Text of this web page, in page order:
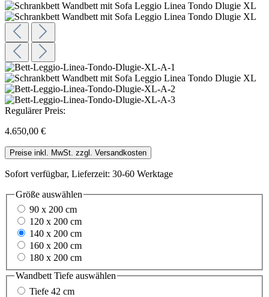
Regulärer Preis:
4.650,00 €
Preise inkl. MwSt. zzgl. Versandkosten
Sofort verfügbar, Lieferzeit: 30-60 Werktage
Größe auswählen
90 x 200 cm
120 x 200 cm
140 x 200 cm
160 x 200 cm
180 x 200 cm
Wandbett Tiefe auswählen
Tiefe 42 cm